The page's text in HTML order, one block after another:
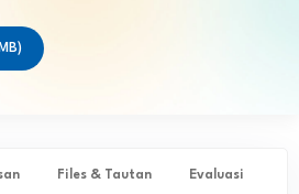
Files & Tautan Evaluasi